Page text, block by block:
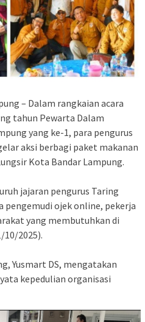
– Dalam rangkaian acara
tahun Pewarta Dalam
yang ke-1, para pengurus
aksi berbagi paket makanan
Kota Bandar Lampung.
jajaran pengurus Taring
pengemudi ojek online, pekerja
yang membutuhkan di
2025).
Yusmart DS, mengatakan
kepedulian organisasi